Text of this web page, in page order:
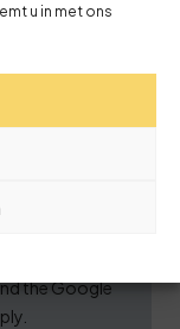
u in met ons
the Google